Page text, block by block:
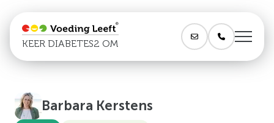
KEER DIABETES2 OM
Barbara Kerstens